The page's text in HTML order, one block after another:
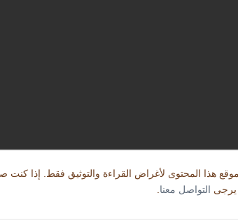
هذا المحتوى لأغراض القراءة والتوثيق فقط. إذا
يرجى التواصل معنا